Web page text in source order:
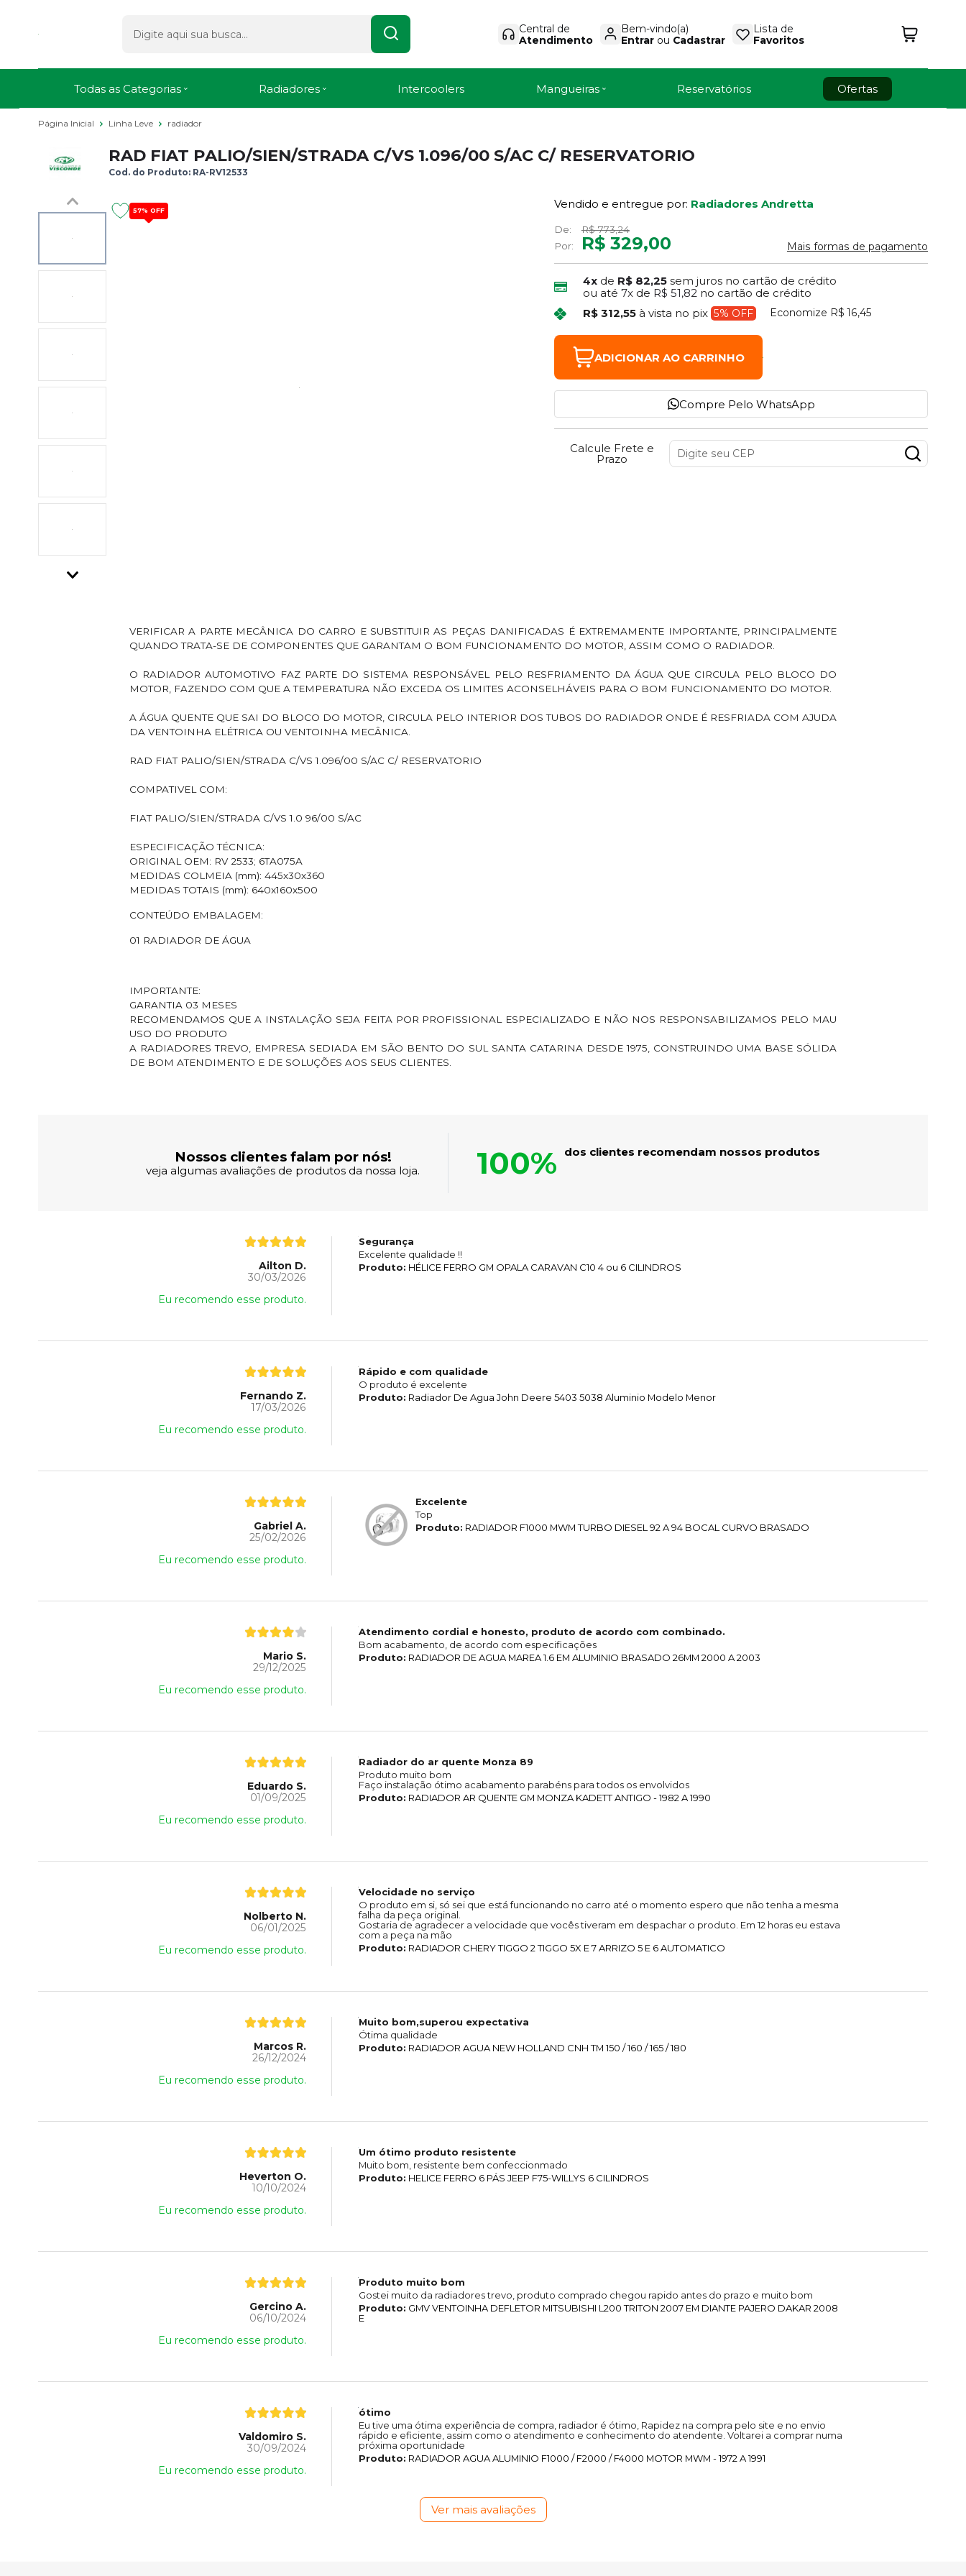
Central de
Atendimento
Bem-vindo(a)
Entrarou Cadastrar
Lista de
Favoritos
Todas as Categorias Radiadores Intercoolers Mangueiras Reservatórios Ofertas
Página Inicial Linha Leve radiador
RAD FIAT PALIO/SIEN/STRADA C/VS 1.096/00 S/AC C/ RESERVATORIO
Cod. do Produto: RA-RV12533
57% OFF Vendido e entregue por: Radiadores Andretta
De:
R$ 773,24
Por:
R$ 329,00 Mais formas de pagamento
4x de R$ 82,25 sem juros no cartão de crédito
ou até7x de R$ 51,82 no cartão de crédito
R$ 312,55 à vista no pix 5% OFF Economize R$ 16,45
ADICIONAR AO CARRINHO
Compre Pelo WhatsApp
Calcule Frete e
Prazo
VERIFICAR A PARTE MECÂNICA DO CARRO E SUBSTITUIR AS PEÇAS DANIFICADAS É EXTREMAMENTE IMPORTANTE, PRINCIPALMENTE
QUANDO TRATA-SE DE COMPONENTES QUE GARANTAM O BOM FUNCIONAMENTO DO MOTOR, ASSIM COMO O RADIADOR.
O RADIADOR AUTOMOTIVO FAZ PARTE DO SISTEMA RESPONSÁVEL PELO RESFRIAMENTO DA ÁGUA QUE CIRCULA PELO BLOCO DO
MOTOR, FAZENDO COM QUE A TEMPERATURA NÃO EXCEDA OS LIMITES ACONSELHÁVEIS PARA O BOM FUNCIONAMENTO DO MOTOR.
A ÁGUA QUENTE QUE SAI DO BLOCO DO MOTOR, CIRCULA PELO INTERIOR DOS TUBOS DO RADIADOR ONDE É RESFRIADA COM AJUDA
DA VENTOINHA ELÉTRICA OU VENTOINHA MECÂNICA.
RAD FIAT PALIO/SIEN/STRADA C/VS 1.096/00 S/AC C/ RESERVATORIO
COMPATIVEL COM:
FIAT PALIO/SIEN/STRADA C/VS 1.0 96/00 S/AC
ESPECIFICAÇÃO TÉCNICA:
ORIGINAL OEM: RV 2533; 6TA075A
MEDIDAS COLMEIA (mm): 445x30x360
MEDIDAS TOTAIS (mm): 640x160x500
CONTEÚDO EMBALAGEM:
01 RADIADOR DE ÁGUA
IMPORTANTE:
GARANTIA 03 MESES
RECOMENDAMOS QUE A INSTALAÇÃO SEJA FEITA POR PROFISSIONAL ESPECIALIZADO E NÃO NOS RESPONSABILIZAMOS PELO MAU
USO DO PRODUTO
A RADIADORES TREVO, EMPRESA SEDIADA EM SÃO BENTO DO SUL SANTA CATARINA DESDE 1975, CONSTRUINDO UMA BASE SÓLIDA
DE BOM ATENDIMENTO E DE SOLUÇÕES AOS SEUS CLIENTES.
Nossos clientes falam por nós!
veja algumas avaliações de produtos da nossa loja. 100% dos clientes recomendam nossos produtos
Ailton D.
30/03/2026
Eu recomendo esse produto.
Segurança
Excelente qualidade !!
Produto: HÉLICE FERRO GM OPALA CARAVAN C10 4 ou 6 CILINDROS
Fernando Z.
17/03/2026
Eu recomendo esse produto.
Rápido e com qualidade
O produto é excelente
Produto: Radiador De Agua John Deere 5403 5038 Aluminio Modelo Menor
Gabriel A.
25/02/2026
Eu recomendo esse produto.
Excelente
Top
Produto: RADIADOR F1000 MWM TURBO DIESEL 92 A 94 BOCAL CURVO BRASADO
Mario S.
29/12/2025
Eu recomendo esse produto.
Atendimento cordial e honesto, produto de acordo com combinado.
Bom acabamento, de acordo com especificações
Produto: RADIADOR DE AGUA MAREA 1.6 EM ALUMINIO BRASADO 26MM 2000 A 2003
Eduardo S.
01/09/2025
Eu recomendo esse produto.
Radiador do ar quente Monza 89
Produto muito bom
Faço instalação ótimo acabamento parabéns para todos os envolvidos
Produto: RADIADOR AR QUENTE GM MONZA KADETT ANTIGO - 1982 A 1990
Nolberto N.
06/01/2025
Eu recomendo esse produto.
Velocidade no serviço
O produto em si, só sei que está funcionando no carro até o momento espero que não tenha a mesma
falha da peça original.
Gostaria de agradecer a velocidade que vocês tiveram em despachar o produto. Em 12 horas eu estava
com a peça na mão
Produto: RADIADOR CHERY TIGGO 2 TIGGO 5X E 7 ARRIZO 5 E 6 AUTOMATICO
Marcos R.
26/12/2024
Eu recomendo esse produto.
Muito bom,superou expectativa
Ótima qualidade
Produto: RADIADOR AGUA NEW HOLLAND CNH TM 150 / 160 / 165 / 180
Heverton O.
10/10/2024
Eu recomendo esse produto.
Um ótimo produto resistente
Muito bom, resistente bem confeccionmado
Produto: HELICE FERRO 6 PÁS JEEP F75-WILLYS 6 CILINDROS
Gercino A.
06/10/2024
Eu recomendo esse produto.
Produto muito bom
Gostei muito da radiadores trevo, produto comprado chegou rapido antes do prazo e muito bom
Produto: GMV VENTOINHA DEFLETOR MITSUBISHI L200 TRITON 2007 EM DIANTE PAJERO DAKAR 2008
E
Valdomiro S.
30/09/2024
Eu recomendo esse produto.
ótimo
Eu tive uma ótima experiência de compra, radiador é ótimo, Rapidez na compra pelo site e no envio
rápido e eficiente, assim como o atendimento e conhecimento do atendente. Voltarei a comprar numa
próxima oportunidade
Produto: RADIADOR AGUA ALUMINIO F1000 / F2000 / F4000 MOTOR MWM - 1972 A 1991
Ver mais avaliações